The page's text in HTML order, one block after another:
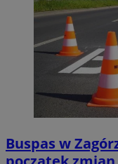
Buspas w